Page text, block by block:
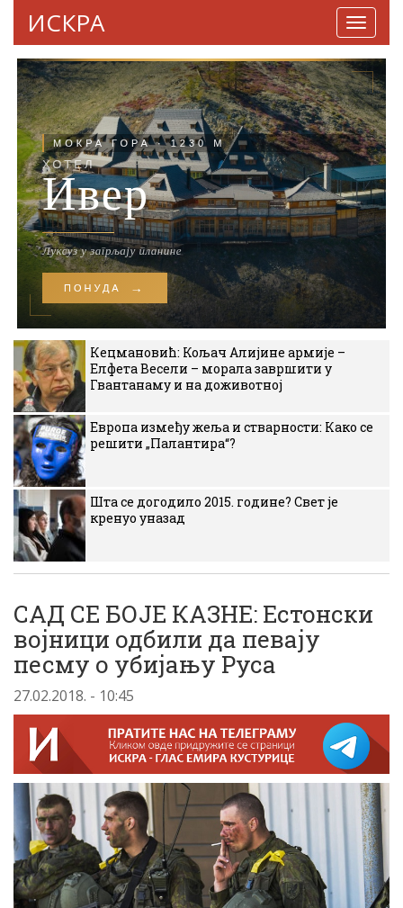
ИСКРА
Кецмановић: Кољач Алијине армије –
Елфета Весели – морала завршити у
Гвантанаму и на доживотној
Европа између жеља и стварности: Како се
решити „Палантира“?
Шта се догодило 2015. године? Свет је
кренуо уназад
САД СЕ БОЈЕ КАЗНЕ: Естонски
војници одбили да певају
песму о убијању Руса
27.02.2018. - 10:45